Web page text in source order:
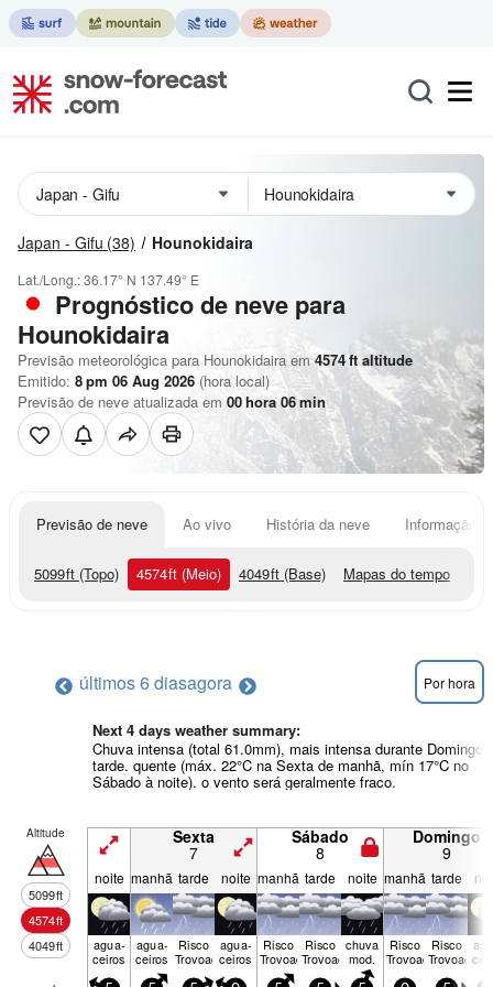
Japan - Gifu (38) Hounokidaira
Lat./Long.:36.17° N 137.49° E
Prognóstico de neve para
Hounokidaira
Previsão meteorológica para Hounokidaira em 4574ftaltitude
Emitido: 8 pm 06 Aug 2026 (hora local)
Previsão de neve atualizada em 00hora06min
Previsão de neve Ao vivo História da neve Informação
5099ft (Topo) 4574ft (Meio) 4049ft (Base) Mapas do tempo
últimos 6 diasagora Por hora
Next 4 days weather summary:
Chuva intensa (total 61.0mm), mais intensa durante Domingo
tarde. quente (máx. 22°C na Sexta de manhã, mín 17°C no
Sábado à noite). o vento será geralmente fraco.
Altitude
5099ft
4574ft
4049ft
Sexta
7
Sábado
8
Domingo
9
noite manhã tarde noite manhã tarde noite manhã tarde
agua­
ceiros
agua­
ceiros
Risco
Trovoada
agua­
ceiros
Risco
Trovoada
Risco
Trovoada
chuva
mod.
Risco
Trovoada
Risco
Trovoada